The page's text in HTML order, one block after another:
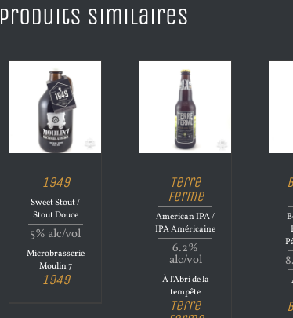
Produits similaires
1949
Sweet Stout /
Stout Douce
5% alc/vol
Microbrasserie
Moulin 7
1949
Terre
Ferme
American IPA /
IPA Américaine
6.2%
alc/vol
À l'Abri de la
tempête
Terre